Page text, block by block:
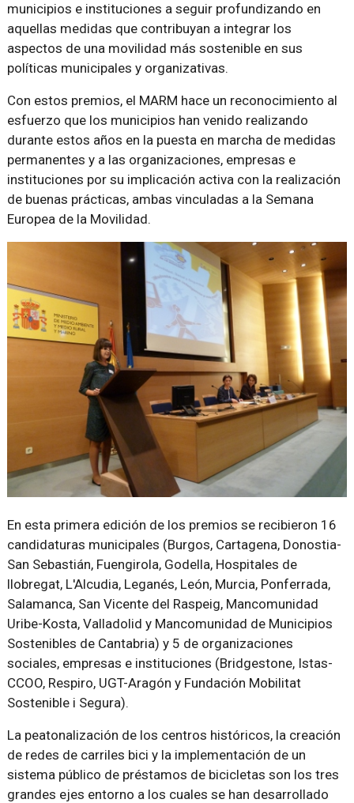
municipios e instituciones a seguir profundizando en
aquellas medidas que contribuyan a integrar los
aspectos de una movilidad más sostenible en sus
políticas municipales y organizativas.
Con estos premios, el MARM hace un reconocimiento al
esfuerzo que los municipios han venido realizando
durante estos años en la puesta en marcha de medidas
permanentes y a las organizaciones, empresas e
instituciones por su implicación activa con la realización
de buenas prácticas, ambas vinculadas a la Semana
Europea de la Movilidad.
En esta primera edición de los premios se recibieron 16
candidaturas municipales (Burgos, Cartagena, Donostia-
San Sebastián, Fuengirola, Godella, Hospitales de
llobregat, L'Alcudia, Leganés, León, Murcia, Ponferrada,
Salamanca, San Vicente del Raspeig, Mancomunidad
Uribe-Kosta, Valladolid y Mancomunidad de Municipios
Sostenibles de Cantabria) y 5 de organizaciones
sociales, empresas e instituciones (Bridgestone, Istas-
CCOO, Respiro, UGT-Aragón y Fundación Mobilitat
Sostenible i Segura).
La peatonalización de los centros históricos, la creación
de redes de carriles bici y la implementación de un
sistema público de préstamos de bicicletas son los tres
grandes ejes entorno a los cuales se han desarrollado